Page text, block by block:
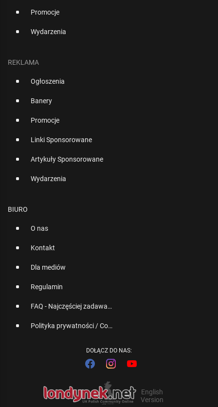
Promocje
Wydarzenia
REKLAMA
Ogłoszenia
Banery
Promocje
Linki Sponsorowane
Artykuły Sponsorowane
Wydarzenia
BIURO
O nas
Kontakt
Dla mediów
Regulamin
FAQ - Najczęściej zadawane pytania
Polityka prywatności / Cookies
DOŁĄCZ DO NAS:
English
Version